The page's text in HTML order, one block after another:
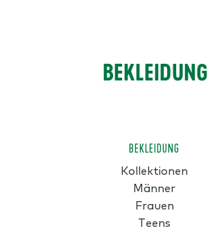
BEKLEIDUNG
BEKLEIDUNG
Kollektionen
Männer
Frauen
Teens